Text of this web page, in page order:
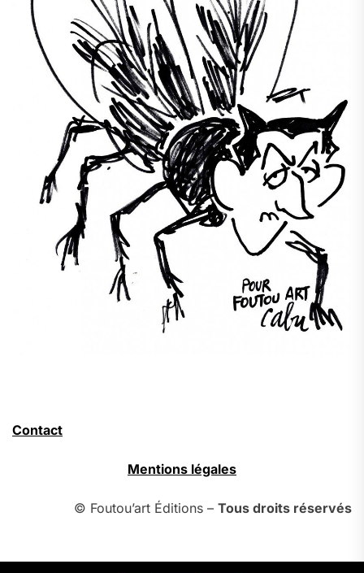
Contact
Mentions légales
© Foutou’art Éditions – Tous droits réservés